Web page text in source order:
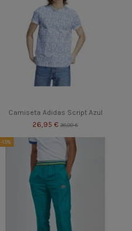
Camiseta Adidas Script Azul
26,95 €38,00 €
-15%